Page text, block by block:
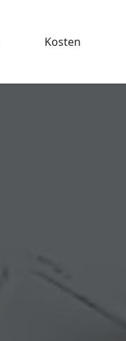
Kosten